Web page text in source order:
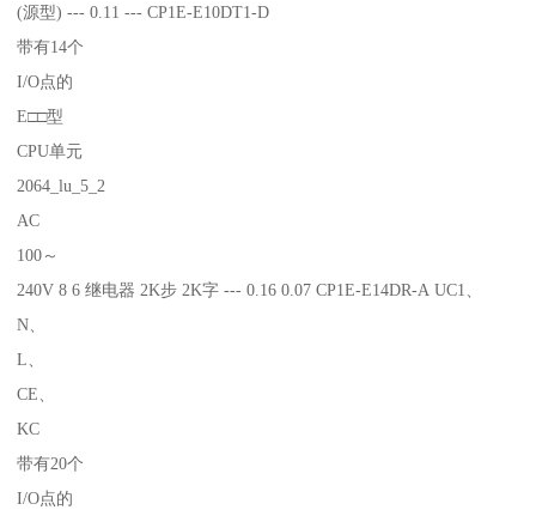
(源型) --- 0.11 --- CP1E-E10DT1-D
带有14个
I/O点的
E□□型
CPU单元
2064_lu_5_2
AC
100～
240V 8 6 继电器 2K步 2K字 --- 0.16 0.07 CP1E-E14DR-A UC1、
N、
L、
CE、
KC
带有20个
I/O点的